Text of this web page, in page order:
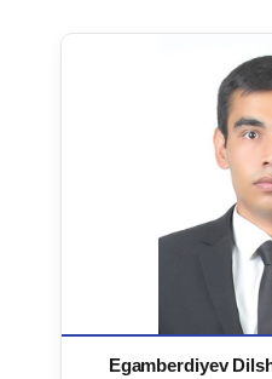
Egamberdiyev